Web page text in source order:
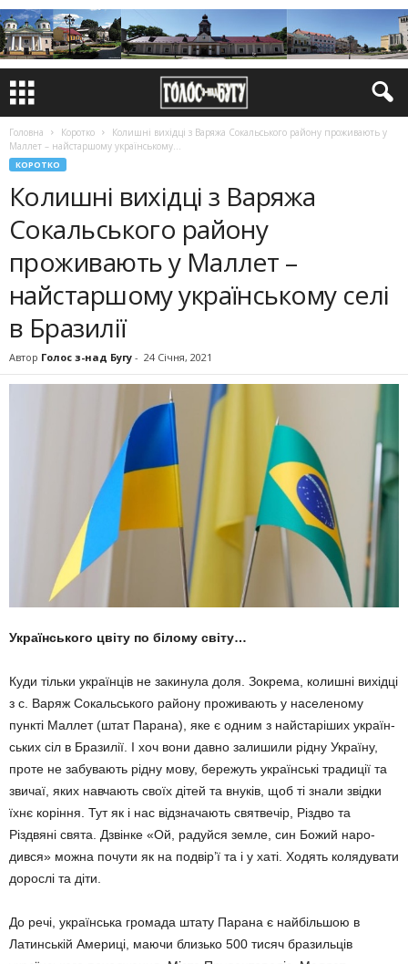
Головна Коротко
Колишні вихідці з Ва­ряжа Сокальського району проживають у
Маллет – найстаршому українському...
КОРОТКО
Колишні вихідці з Ва­ряжа
Сокальського району
проживають у Маллет –
найстаршому українському селі
в Бразилії
Автор Голос з-над Бугу - 24 Січня, 2021
Українського цвіту по білому світу…
Куди тільки українців не закинула доля. Зокрема, колишні вихідці
з с. Ва­ряж Сокальського району проживають у населеному
пункті Маллет (штат Па­рана), яке є одним з найстаріших україн­
ських сіл в Бразилії. І хоч вони давно залишили рідну Україну,
проте не забу­вають рідну мову, бережуть українські традиції та
звичаї, яких навчають своїх дітей та внуків, щоб ті знали звідки
їхнє коріння. Тут як і нас відзначають святве­чір, Різдво та
Різдвяні свята. Дзвінке «Ой, радуйся земле, син Божий наро­
дився» можна почути як на подвір’ї та і у хаті. Ходять колядувати
дорослі та діти.
До речі, українська громада штату Парана є найбільшою в
Латинській Аме­риці, маючи близько 500 тисяч бразиль­ців